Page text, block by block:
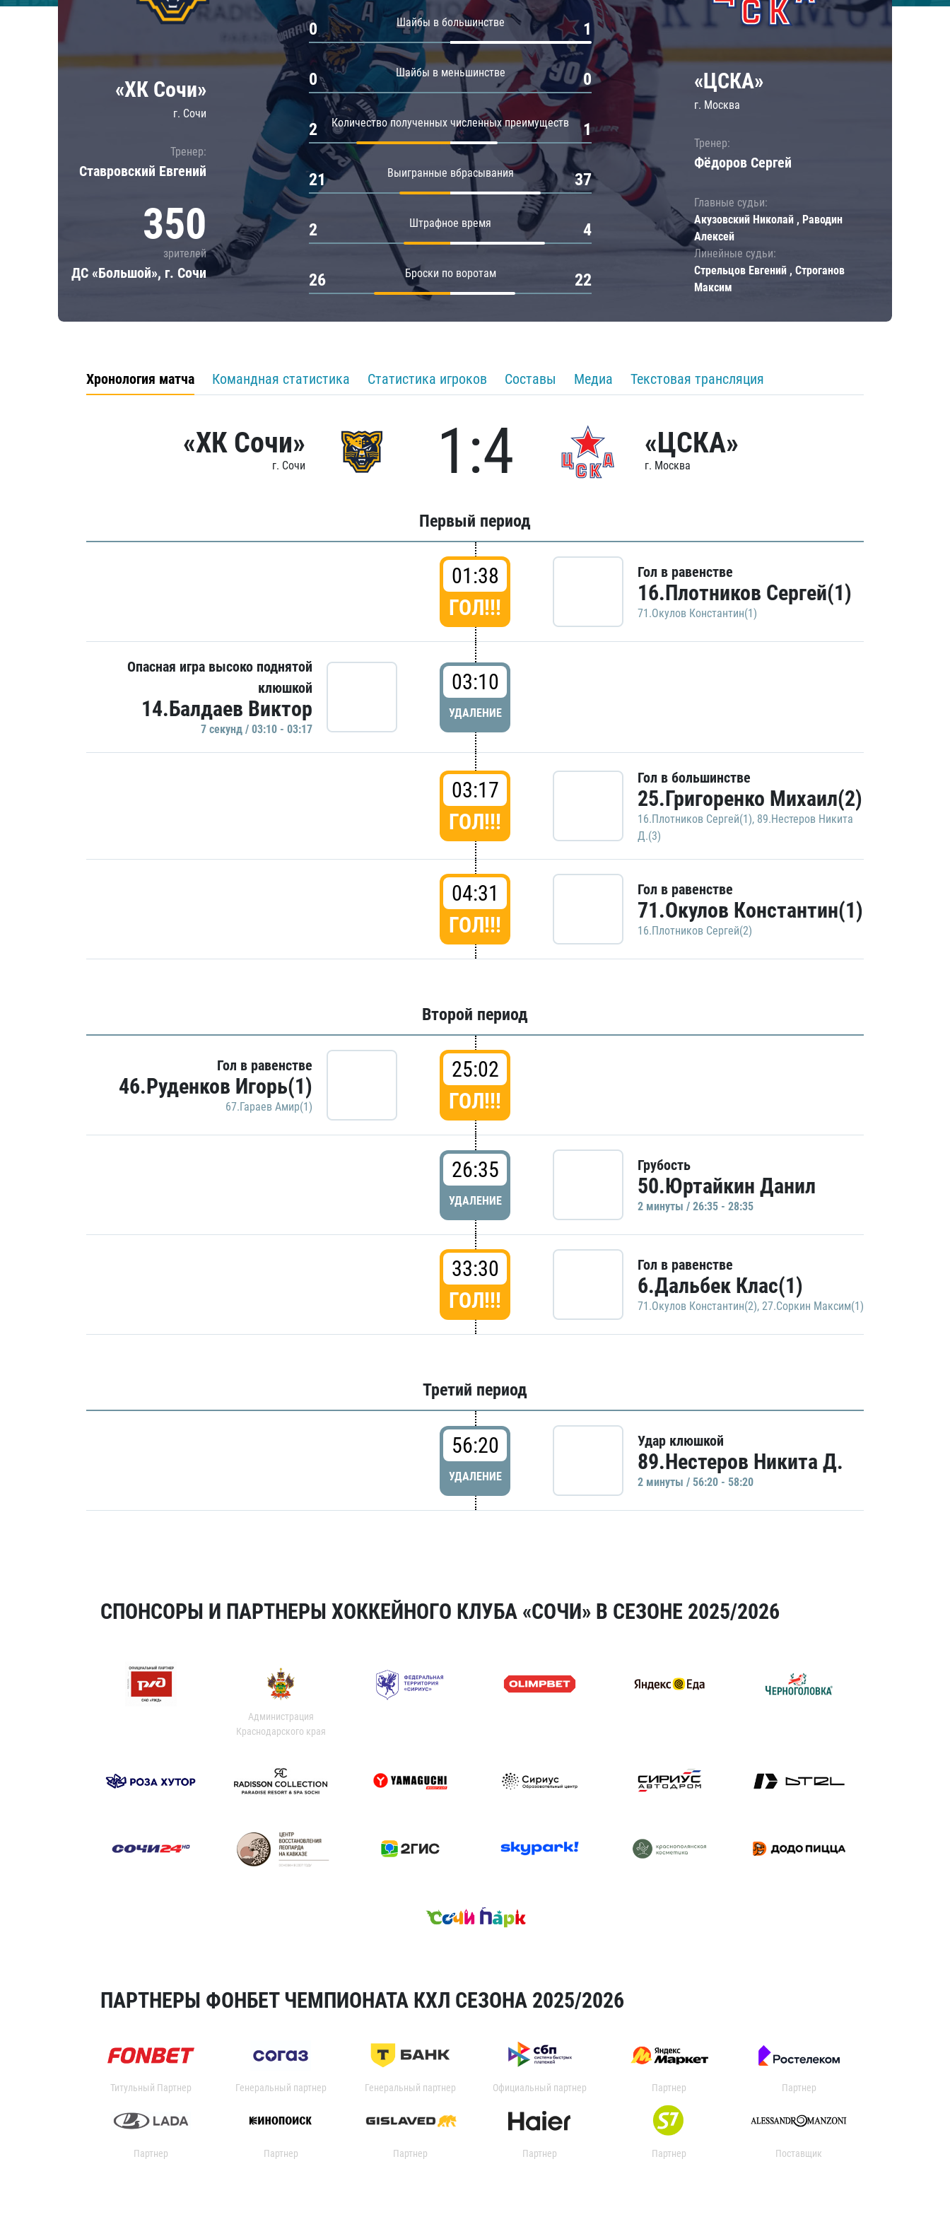
Локомотив
ЦСКА
Шанхайские Драконы
Амур
Барыс
Салават Юлаев
«ХК Сочи»
г. Сочи
Тренер:
Ставровский Евгений
350
зрителей
ДС «Большой», г. Сочи
Шайбы в большинстве
0 1
Шайбы в меньшинстве
0 0
Количество полученных численных преимуществ
2 1
Выигранные вбрасывания
21 37
Штрафное время
2 4
Броски по воротам
26 22
«ЦСКА»
г. Москва
Тренер:
Фёдоров Сергей
Главные судьи:
Акузовский Николай , Раводин
Алексей
Линейные судьи:
Стрельцов Евгений , Строганов
Максим
Хронология матча Командная статистика Статистика игроков Составы Медиа Текстовая трансляция
«ХК Сочи»
г. Сочи 1:4 «ЦСКА»
г. Москва
Первый период
01:38
ГОЛ!!!
Гол в равенстве
16.Плотников Сергей(1)
71.Окулов Константин(1)
Опасная игра высоко поднятой
клюшкой
14.Балдаев Виктор
7 секунд / 03:10 - 03:17
03:10
УДАЛЕНИЕ
03:17
ГОЛ!!!
Гол в большинстве
25.Григоренко Михаил(2)
16.Плотников Сергей(1), 89.Нестеров Никита
Д.(3)
04:31
ГОЛ!!!
Гол в равенстве
71.Окулов Константин(1)
16.Плотников Сергей(2)
Второй период
Гол в равенстве
46.Руденков Игорь(1)
67.Гараев Амир(1)
25:02
ГОЛ!!!
26:35
УДАЛЕНИЕ
Грубость
50.Юртайкин Данил
2 минуты / 26:35 - 28:35
33:30
ГОЛ!!!
Гол в равенстве
6.Дальбек Клас(1)
71.Окулов Константин(2), 27.Соркин Максим(1)
Третий период
56:20
УДАЛЕНИЕ
Удар клюшкой
89.Нестеров Никита Д.
2 минуты / 56:20 - 58:20
СПОНСОРЫ И ПАРТНЕРЫ ХОККЕЙНОГО КЛУБА «СОЧИ» В СЕЗОНЕ 2025/2026
Администрация
Краснодарского края
ПАРТНЕРЫ ФОНБЕТ ЧЕМПИОНАТА КХЛ СЕЗОНА 2025/2026
Титульный Партнер Генеральный партнер Генеральный партнер Официальный партнер Партнер Партнер
Партнер Партнер Партнер Партнер Партнер Поставщик